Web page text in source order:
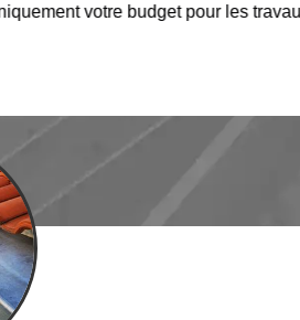
votre budget pour les travaux à